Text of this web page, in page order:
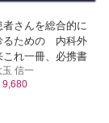
者さんを総合的に
るための 内科外
これ一冊、必携書
玉 信一
9,680